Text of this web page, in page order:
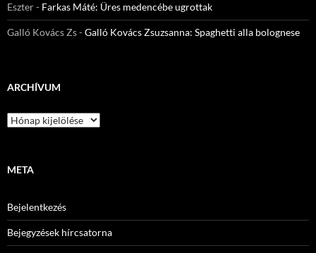
Eszter- Farkas Máté: Üres medencébe ugrottak
Galló Kovács Zs-Galló Kovács Zsuzsanna: Spaghetti alla bolognese
ARCHÍVUM
Archívum
META
Bejelentkezés
Bejegyzések hírcsatorna